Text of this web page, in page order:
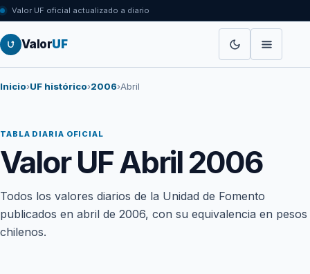
Valor UF oficial actualizado a diario
ValorUF
Inicio›UF histórico›2006›Abril
TABLA DIARIA OFICIAL
Valor UF Abril 2006
Todos los valores diarios de la Unidad de Fomento
publicados en abril de 2006, con su equivalencia en pesos
chilenos.